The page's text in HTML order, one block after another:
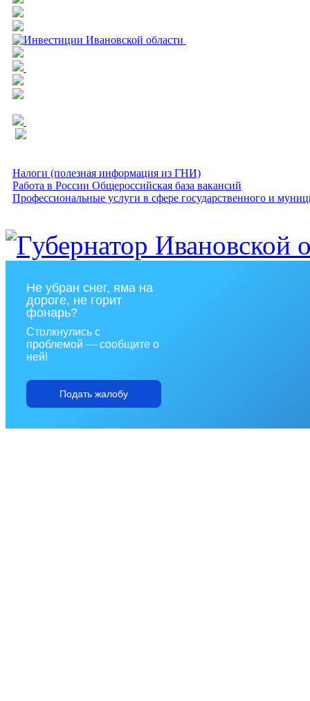
Налоги (полезная информация из ГНИ)
Работа в России Общероссийская база вакансий
Профессиональные услуги в сфере государственного и
Не убран снег, яма на
дороге, не горит
фонарь?
Столкнулись с
проблемой — сообщите о
ней!
Подать жалобу